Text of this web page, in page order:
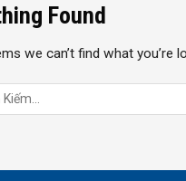
Found
we can’t find what you’re